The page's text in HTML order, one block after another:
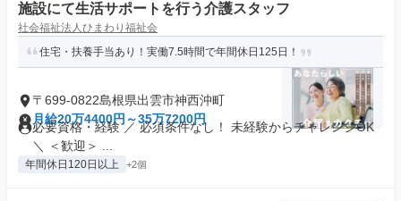
施設にて生活サポートを行う介護スタッフ
社会福祉法人ひまわり福祉会
住宅・扶養手当あり！実働7.5時間で年間休日125日！
〒699-0822島根県出雲市神西沖町
月給20万4400円～35万7200円
必要資格・経験 ／ 必須条件なし！ 未経験からチャレンジOK
＼ ＜歓迎＞ ...
年間休日120日以上 +2個